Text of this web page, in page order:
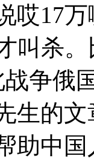
哎17
叫杀
争俄
生的
助中